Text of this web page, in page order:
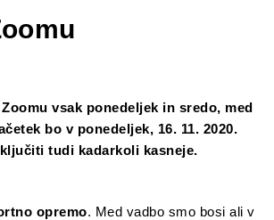
vsak ponedeljek in sredo, med
bo v ponedeljek, 16. 11. 2020.
tudi kadarkoli kasneje.
opremo. Med vadbo smo bosi ali v